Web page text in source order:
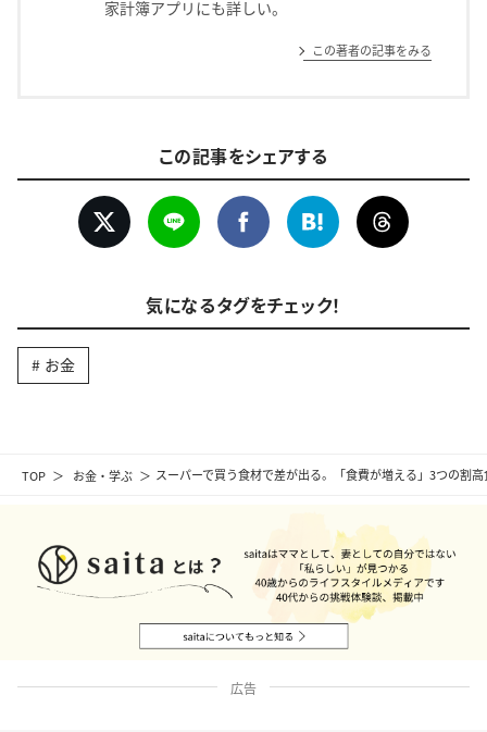
TOP お金・学ぶ スーパーで買う食材で差が出る。「食費が増える」3つの割高
家計簿アプリにも詳しい。
この著者の記事をみる
この記事をシェアする
気になるタグをチェック！
お金
広告